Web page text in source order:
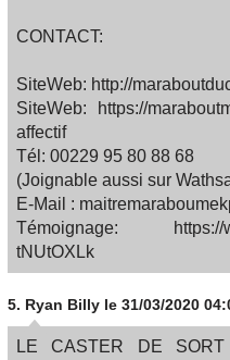
CONTACT:
SiteWeb: http://
SiteWeb: https://
affectif
Tél: 00229 95 80 88 68
(Joignable aussi sur
E-Mail :
Témoignage: https://
tNUtOXLk
5. Ryan Billy le 31/03/2020
LE CASTER DE SORT